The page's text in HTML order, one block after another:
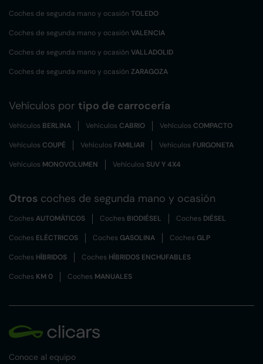
Coches de segunda mano y ocasión TOLEDO
Coches de segunda mano y ocasión VALENCIA
Coches de segunda mano y ocasión VALLADOLID
Coches de segunda mano y ocasión ZARAGOZA
Vehículos por tipo de carrocería
Vehículos BERLINA VehículosCABRIO VehículosCOMPACTO
VehículosCOUPÉ Vehículos FAMILIAR Vehículos FURGONETA
Vehículos MONOVOLUMEN Vehículos SUV Y 4X4
Otros coches de segunda mano y ocasión
CochesAUTOMÁTICOS Coches BIODIÉSEL Coches DIÉSEL
Coches ELÉCTRICOS CochesGASOLINA CochesGLP
Coches HÍBRIDOS Coches HÍBRIDOS ENCHUFABLES
Coches KM 0 Coches MANUALES
Conoce al equipo